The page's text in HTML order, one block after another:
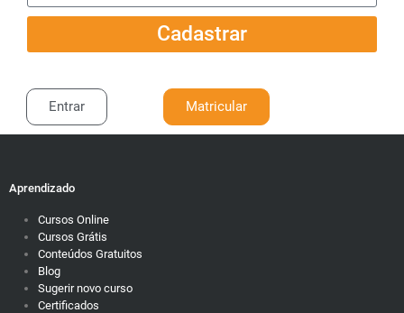
Cadastrar
Entrar Matricular
Aprendizado
Cursos Online
Cursos Grátis
Conteúdos Gratuitos
Blog
Sugerir novo curso
Certificados